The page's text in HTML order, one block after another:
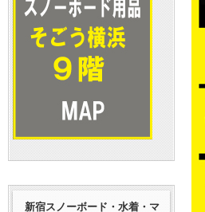
新宿スノーボード・水着・マ